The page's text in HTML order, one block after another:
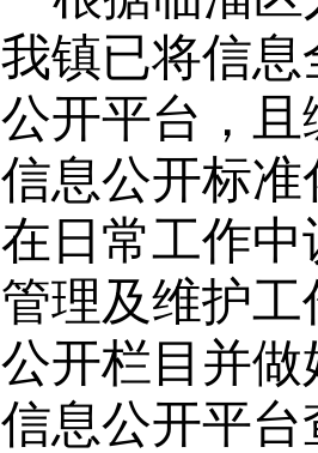
我镇已将信
公开平台，
信息公开标
在日常工作中
管理及维护
公开栏目并
信息公开平